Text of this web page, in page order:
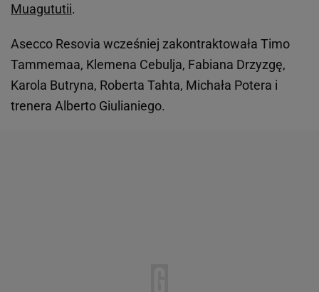
Muagututii.
Asecco Resovia wcześniej zakontraktowała Timo
Tammemaa, Klemena Cebulja, Fabiana Drzyzgę,
Karola Butryna, Roberta Tahta, Michała Potera i
trenera Alberto Giulianiego.